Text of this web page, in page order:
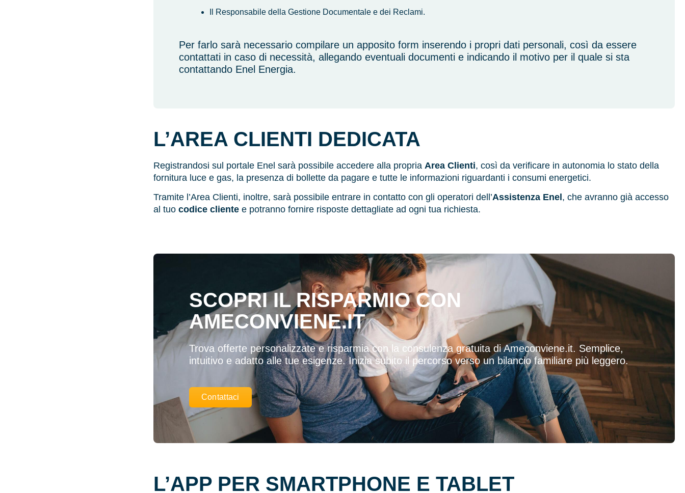
Il Responsabile della Gestione Documentale e dei Reclami.
Per farlo sarà necessario compilare un apposito form inserendo i propri dati personali, così da essere
contattati in caso di necessità, allegando eventuali documenti e indicando il motivo per il quale si sta
contattando Enel Energia.
L’AREA CLIENTI DEDICATA
Registrandosi sul portale Enel sarà possibile accedere alla propria Area Clienti, così da verificare in autonomia lo stato della
fornitura luce e gas, la presenza di bollette da pagare e tutte le informazioni riguardanti i consumi energetici.
Tramite l’Area Clienti, inoltre, sarà possibile entrare in contatto con gli operatori dell’Assistenza Enel , che avranno già accesso
al tuo codice clientee potranno fornire risposte dettagliate ad ogni tua richiesta.
SCOPRI IL RISPARMIO CON
AMECONVIENE.IT
Trova offerte personalizzate e risparmia con la consulenza gratuita di Ameconviene.it. Semplice,
intuitivo e adatto alle tue esigenze. Inizia subito il percorso verso un bilancio familiare più leggero.
Contattaci
L’APP PER SMARTPHONE E TABLET